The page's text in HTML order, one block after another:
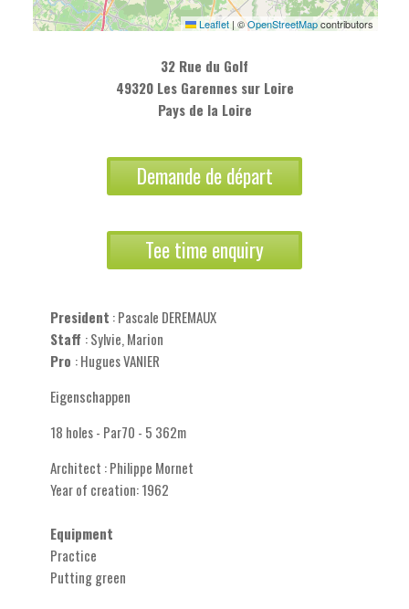
Leaflet | ©OpenStreetMapcontributors
32 Rue du Golf
49320 Les Garennes sur Loire
Pays de la Loire
Demande de départ
Tee time enquiry
President : Pascale DEREMAUX
Staff : Sylvie, Marion
Pro : Hugues VANIER
Eigenschappen
18 holes - Par70 - 5 362m
Architect : Philippe Mornet
Year of creation: 1962
Equipment
Practice
Putting green